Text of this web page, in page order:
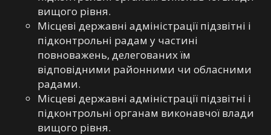
вищого рівня.
Місцеві державні адміністрації підзвітні і
підконтрольні радам у частині
повноважень, делегованих їм
відповідними районними чи обласними
радами.
Місцеві державні адміністрації підзвітні і
підконтрольні органам виконавчої влади
вищого рівня.